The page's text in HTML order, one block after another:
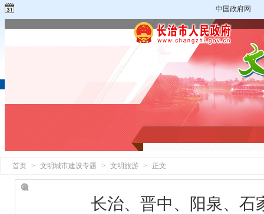
中国政府网
首页 > 文明城市建设专题 > 文明旅游 > 正文
长治、晋中、阳泉、石